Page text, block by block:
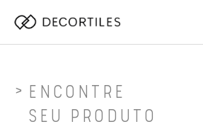
ENCONTRE
SEU PRODUTO